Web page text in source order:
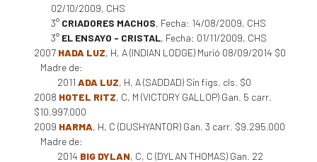
02/10/2009, CHS
3° CRIADORES MACHOS, Fecha: 14/08/2009, CHS
3° EL ENSAYO - CRISTAL, Fecha: 01/11/2009, CHS
2007 HADA LUZ, H, A (INDIAN LODGE) Murió 08/09/2014 $0
Madre de:
2011 ADA LUZ, H, A (SADDAD) Sin figs. cls. $0
2008 HOTEL RITZ, C, M (VICTORY GALLOP) Gan. 5 carr.
$10.997.000
2009 HARMA, H, C (DUSHYANTOR) Gan. 3 carr. $9.295.000
Madre de:
2014 BIG DYLAN, C, C (DYLAN THOMAS) Gan. 22